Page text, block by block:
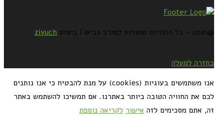
@2021 - כל הזכויות שמורות למירב גביש | ביצוע zivuch
בחזרה למעלה
אנו משתמשים בעוגיות (cookies) על מנת להבטיח כי אנו נותנים
לכם את החוויה הטובה ביותר באתרנו. אם תמשיכו להשתמש באתר
זה, אתם מסכימים לזה אישור לקריאה נוספת